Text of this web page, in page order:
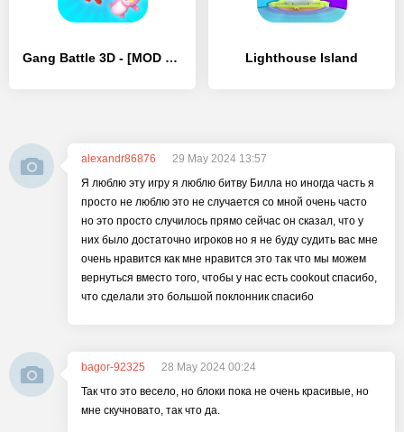
Gang Battle 3D - [MOD Бесконечные монеты] Lighthouse Island
alexandr86876
29 May 2024 13:57
Я люблю эту игру я люблю битву Билла но иногда часть я
просто не люблю это не случается со мной очень часто
но это просто случилось прямо сейчас он сказал, что у
них было достаточно игроков но я не буду судить вас мне
очень нравится как мне нравится это так что мы можем
вернуться вместо того, чтобы у нас есть cookout спасибо,
что сделали это большой поклонник спасибо
bagor-92325
28 May 2024 00:24
Так что это весело, но блоки пока не очень красивые, но
мне скучновато, так что да.